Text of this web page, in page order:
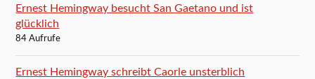
Ernest Hemingway besucht San Gaetano und ist
glücklich
84 Aufrufe
Ernest Hemingway schreibt Caorle unsterblich